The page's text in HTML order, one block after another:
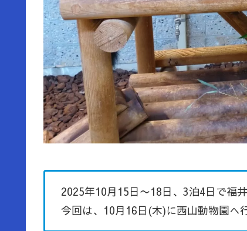
2025年10月15日〜18日、3泊4日で福
今回は、10月16日(木)に西山動物園へ